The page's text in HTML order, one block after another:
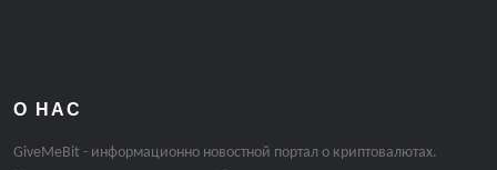
О НАС
GiveMeBit - информационно новостной портал о криптовалютах.